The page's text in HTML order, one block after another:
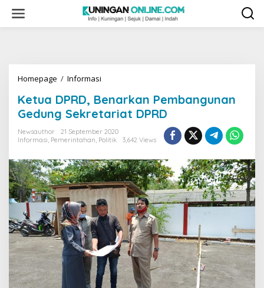
content
Homepage / Informasi
Benarkan
Pembangunan
Gedung
Sekretariat
DPRD
Ketua DPRD, Benarkan Pembangunan
Gedung Sekretariat DPRD
Newsauthor
21 September 2020
Informasi, Pemerintahan, Politik 3,642 Views